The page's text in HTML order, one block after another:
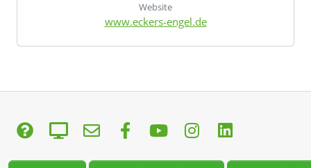
Website
www.eckers-engel.de